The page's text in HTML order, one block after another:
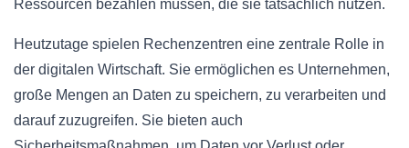
Ressourcen bezahlen müssen, die sie tatsächlich nutzen.
Heutzutage spielen Rechenzentren eine zentrale Rolle in
der digitalen Wirtschaft. Sie ermöglichen es Unternehmen,
große Mengen an Daten zu speichern, zu verarbeiten und
darauf zuzugreifen. Sie bieten auch